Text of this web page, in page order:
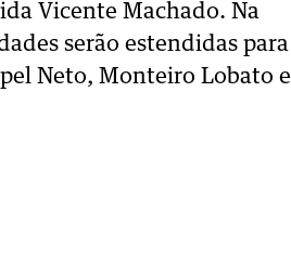
Vicente Machado. Na
serão estendidas para
Neto, Monteiro Lobato e